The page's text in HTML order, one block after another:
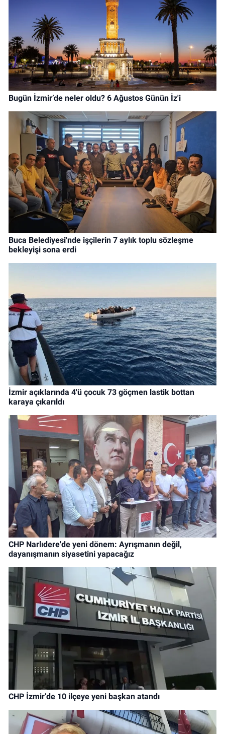
Bugün İzmir’de neler oldu? 6 Ağustos Günün İz'i
Buca Belediyesi'nde işçilerin 7 aylık toplu sözleşme
bekleyişi sona erdi
İzmir açıklarında 4'ü çocuk 73 göçmen lastik bottan
karaya çıkarıldı
CHP Narlıdere'de yeni dönem: Ayrışmanın değil,
dayanışmanın siyasetini yapacağız
CHP İzmir’de 10 ilçeye yeni başkan atandı